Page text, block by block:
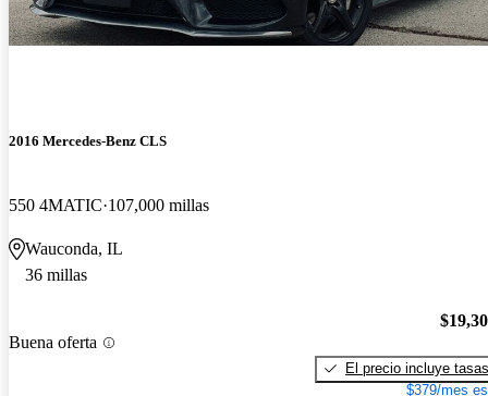
2016 Mercedes-Benz CLS
550 4MATIC 107,000 millas
Wauconda, IL
36 millas
Buena oferta
El precio incluye tasas
$379/mes